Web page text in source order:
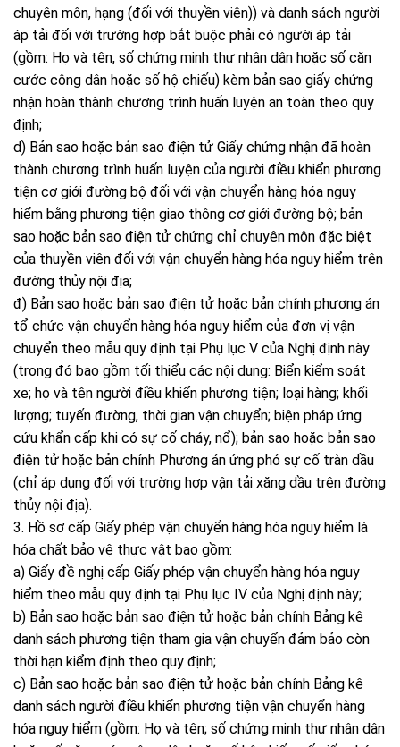
chuyên môn, hạng (đối với thuyền viên)) và danh sách người
áp tải đối với trường hợp bắt buộc phải có người áp tải
(gồm: Họ và tên, số chứng minh thư nhân dân hoặc số căn
cước công dân hoặc số hộ chiếu) kèm bản sao giấy chứng
nhận hoàn thành chương trình huấn luyện an toàn theo quy
định;
d) Bản sao hoặc bản sao điện tử Giấy chứng nhận đã hoàn
thành chương trình huấn luyện của người điều khiển phương
tiện cơ giới đường bộ đối với vận chuyển hàng hóa nguy
hiểm bằng phương tiện giao thông cơ giới đường bộ; bản
sao hoặc bản sao điện tử chứng chỉ chuyên môn đặc biệt
của thuyền viên đối với vận chuyển hàng hóa nguy hiểm trên
đường thủy nội địa;
đ) Bản sao hoặc bản sao điện tử hoặc bản chính phương án
tổ chức vận chuyển hàng hóa nguy hiểm của đơn vị vận
chuyển theo mẫu quy định tại Phụ lục V của Nghị định này
(trong đó bao gồm tối thiểu các nội dung: Biển kiểm soát
xe; họ và tên người điều khiển phương tiện; loại hàng; khối
lượng; tuyến đường, thời gian vận chuyển; biện pháp ứng
cứu khẩn cấp khi có sự cố cháy, nổ); bản sao hoặc bản sao
điện tử hoặc bản chính Phương án ứng phó sự cố tràn dầu
(chỉ áp dụng đối với trường hợp vận tải xăng dầu trên đường
thủy nội địa).
3. Hồ sơ cấp Giấy phép vận chuyển hàng hóa nguy hiểm là
hóa chất bảo vệ thực vật bao gồm:
a) Giấy đề nghị cấp Giấy phép vận chuyển hàng hóa nguy
hiểm theo mẫu quy định tại Phụ lục IV của Nghị định này;
b) Bản sao hoặc bản sao điện tử hoặc bản chính Bảng kê
danh sách phương tiện tham gia vận chuyển đảm bảo còn
thời hạn kiểm định theo quy định;
c) Bản sao hoặc bản sao điện tử hoặc bản chính Bảng kê
danh sách người điều khiển phương tiện vận chuyển hàng
hóa nguy hiểm (gồm: Họ và tên; số chứng minh thư nhân dân